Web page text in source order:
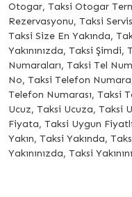
Otogar, Taksi Otogar
Rezervasyonu, Taksi
Taksi Size En Yakında,
Yakınınızda, Taksi
Numaraları, Taksi Tel
No, Taksi Telefon
Telefon Numarası, Taksi
Ucuz, Taksi Ucuza, Taksi
Fiyata, Taksi Uygun
Yakın, Taksi Yakında,
Yakınınızda, Taksi